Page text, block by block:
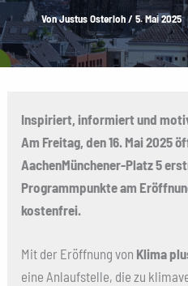
VonJustus Osterloh/ 5. Mai 2025
Inspiriert, informiert und
Am Freitag, den 16. Mai 2025
AachenMünchener-Platz 5
Programmpunkte am
kostenfrei.
Mit der Eröffnung von Klima
eine Anlaufstelle, die zu